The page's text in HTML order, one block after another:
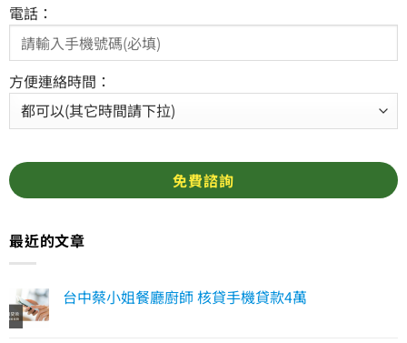
電話：
方便連絡時間：
最近的文章
台中蔡小姐餐廳廚師 核貸手機貸款4萬